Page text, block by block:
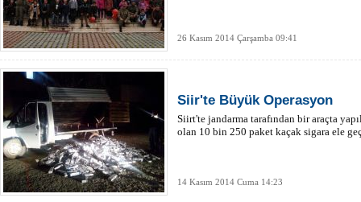
26 Kasım 2014 Çarşamba 09:41
Siir'te Büyük Operasyon
Siirt'te jandarma tarafından bir araçta
olan 10 bin 250 paket kaçak sigara ele
14 Kasım 2014 Cuma 14:23